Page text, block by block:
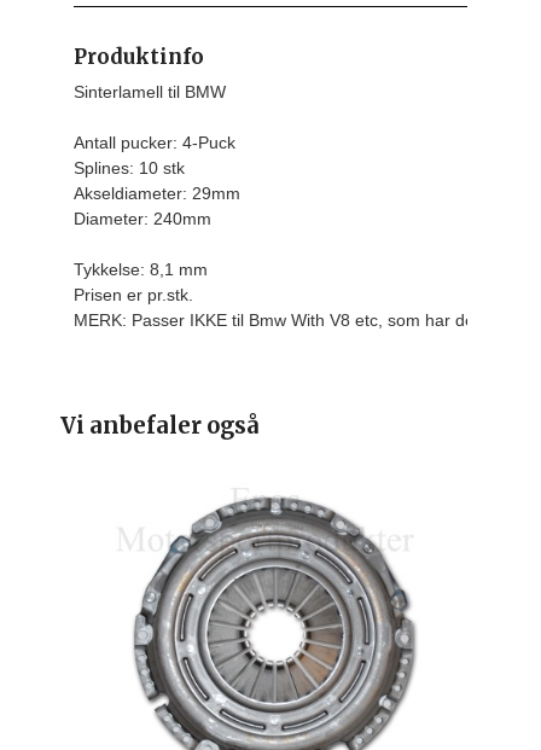
Produktinfo
Sinterlamell til BMW
Antall pucker: 4-Puck
Splines: 10 stk
Akseldiameter: 29mm
Diameter: 240mm
Tykkelse: 8,1 mm
Prisen er pr.stk.
MERK: Passer IKKE til Bmw With V8 etc, som har de grove
Vi anbefaler også